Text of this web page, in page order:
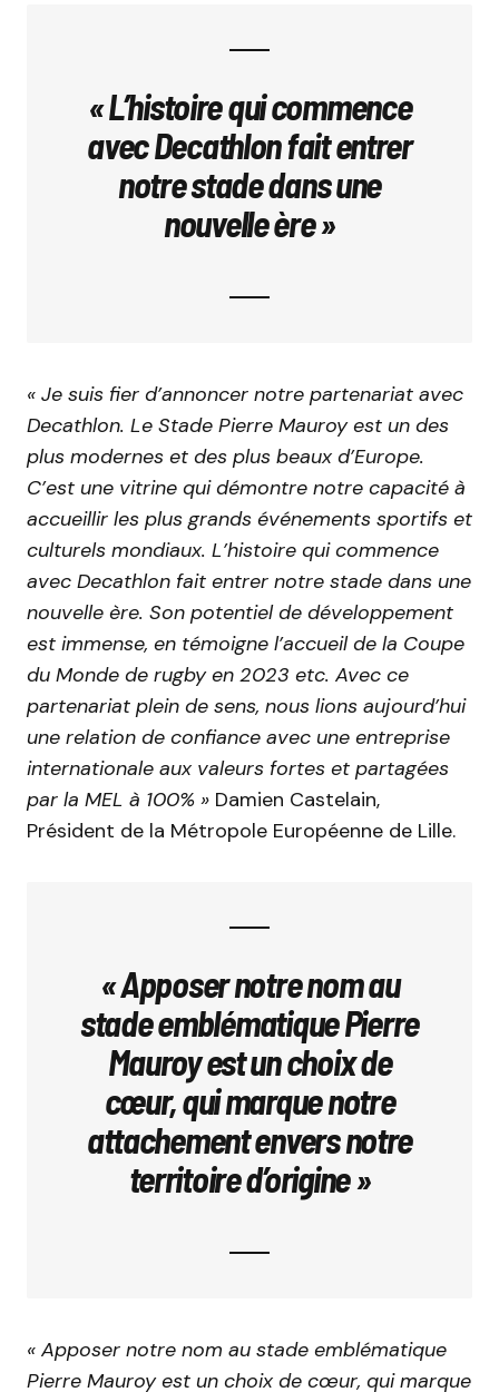
« L’histoire qui commence
avec Decathlon fait entrer
notre stade dans une
nouvelle ère »
« Je suis fier d’annoncer notre partenariat avec
Decathlon. Le Stade Pierre Mauroy est un des
plus modernes et des plus beaux d’Europe.
C’est une vitrine qui démontre notre capacité à
accueillir les plus grands événements sportifs et
culturels mondiaux. L’histoire qui commence
avec Decathlon fait entrer notre stade dans une
nouvelle ère. Son potentiel de développement
est immense, en témoigne l’accueil de la Coupe
du Monde de rugby en 2023 etc. Avec ce
partenariat plein de sens, nous lions aujourd’hui
une relation de confiance avec une entreprise
internationale aux valeurs fortes et partagées
par la MEL à 100% » Damien Castelain,
Président de la Métropole Européenne de Lille.
« Apposer notre nom au
stade emblématique Pierre
Mauroy est un choix de
cœur, qui marque notre
attachement envers notre
territoire d’origine »
« Apposer notre nom au stade emblématique
Pierre Mauroy est un choix de cœur, qui marque